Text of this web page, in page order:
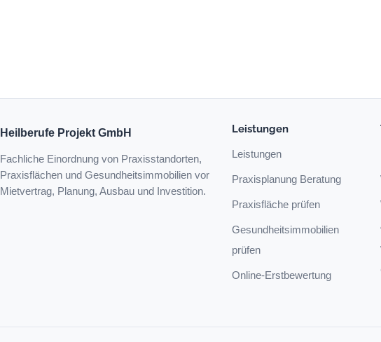
Heilberufe Projekt GmbH
Fachliche Einordnung von Praxisstandorten,
Praxisflächen und Gesundheitsimmobilien vor
Mietvertrag, Planung, Ausbau und Investition.
Leistungen
Leistungen
Praxisplanung Beratung
Praxisfläche prüfen
Gesundheitsimmobilien
prüfen
Online-Erstbewertung